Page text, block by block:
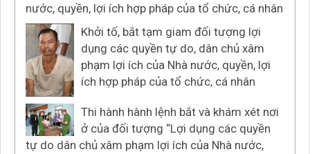
nước, quyền, lợi ích hợp pháp của tổ chức, cá nhân
Khởi tố, bắt tạm giam đối tượng lợi
dụng các quyền tự do, dân chủ xâm
phạm lợi ích của Nhà nước, quyền, lợi
ích hợp pháp của tổ chức, cá nhân
Thi hành hành lệnh bắt và khám xét nơi
ở của đối tượng “Lợi dụng các quyền
tự do dân chủ xâm phạm lợi ích của Nhà nước,